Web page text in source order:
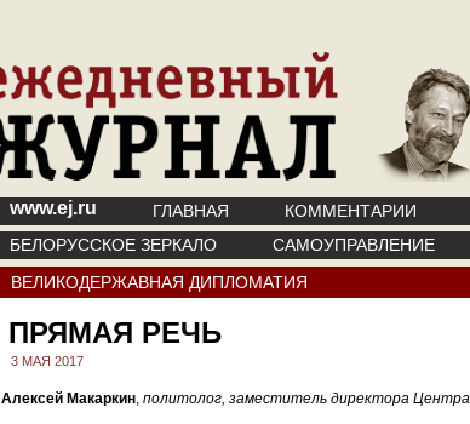
www.ej.ru ГЛАВНАЯ КОММЕНТАРИИ
БЕЛОРУССКОЕ ЗЕРКАЛО
САМОУПРАВЛЕНИЕ
ВЕЛИКОДЕРЖАВНАЯ ДИПЛОМАТИЯ
ПРЯМАЯ РЕЧЬ
3 МАЯ 2017
Алексей Макаркин, политолог, заместитель директора